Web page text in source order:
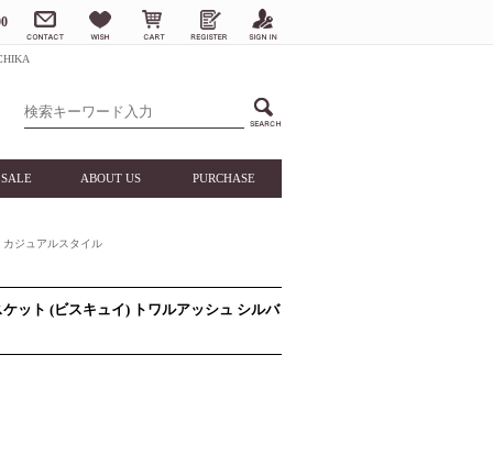
SALE ABOUT US PURCHASE
カジュアルスタイル
ット (ビスキュイ) トワルアッシュ シルバ